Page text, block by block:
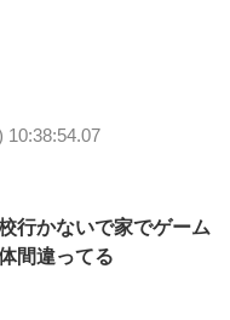
10:38:54.07
行かないで家でゲーム
間違ってる